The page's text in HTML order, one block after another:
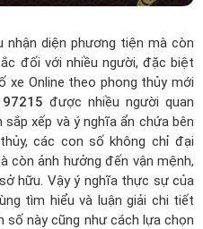
nhận diện phương tiện mà còn
đối với nhiều người, đặc biệt
xe Online theo phong thủy mới
được nhiều người quan
xếp và ý nghĩa ẩn chứa bên
các con số không chỉ đại
còn ảnh hưởng đến vận mệnh,
hữu. Vậy ý nghĩa thực sự của
tìm hiểu và luận giải chi tiết
số này cũng như cách lựa chọn